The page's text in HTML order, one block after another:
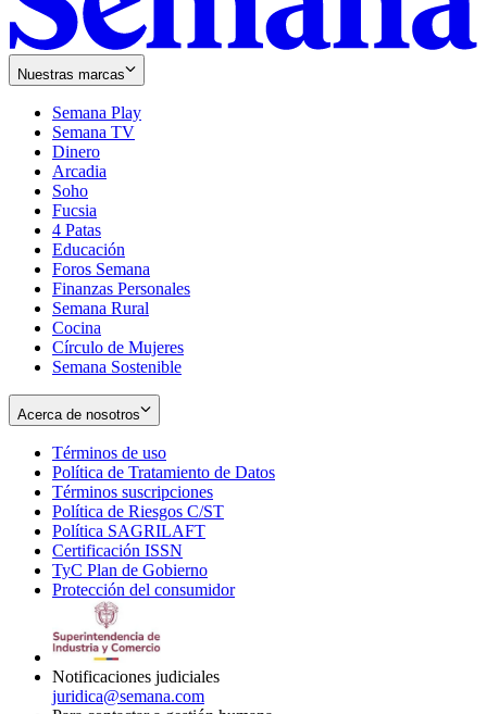
Nuestras marcas
Semana Play
Semana TV
Dinero
Arcadia
Soho
in
new
window
Fucsia
in
new
window
4 Patas
Educación
Foros Semana
Finanzas Personales
Semana Rural
Cocina
Círculo de Mujeres
Semana Sostenible
Acerca de nosotros
Términos de uso
in
new
window
Política de Tratamiento de Datos
Términos suscripciones
in
Política de Riesgos C/ST
Política SAGRILAFT
new
window
Certificación ISSN
in
new
TyC Plan de Gobierno
in
Protección del consumidorOpens
Notificaciones judiciales
juridica@semana.com